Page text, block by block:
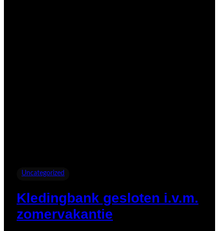
Uncategorized
Kledingbank gesloten i.v.m.
zomervakantie